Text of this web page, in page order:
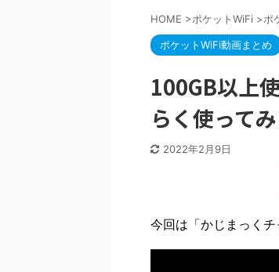
■キャンペーン概要三木谷社
HOME >ポケットWiFi >ポ
ポケットWiFi動画まとめ
100GB以上
らく使って
2022年2月9日
今回は「かじまっく